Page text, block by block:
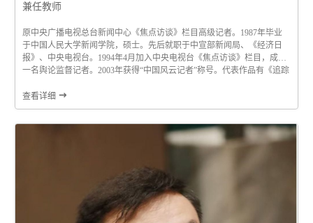
兼任教师
原中央广播电视总台新闻中心《焦点访谈》栏目高级记者。1987年毕业
于中国人民大学新闻学院，硕士。先后就职于中宣部新闻局、《经济日
报》、中央电视台。1994年4月加入中央电视台《焦点访谈》栏目，成为
一名舆论监督记者。2003年获得“中国风云记者”称号。代表作品有《追踪
查看详细 